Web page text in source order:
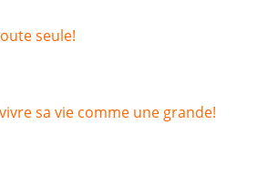
seule!
sa vie comme une grande!